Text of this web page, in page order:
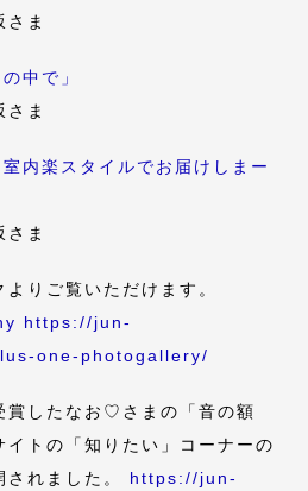
ま
中で」
ま
内楽スタイルでお届けしまー
ま
りご覧いただけます。
https://jun-
one-photogallery/
したなお♡さまの「音の額
トの「知りたい」コーナーの
されました。 https://jun-